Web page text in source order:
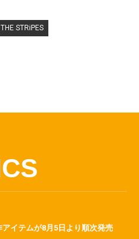
STRiPES
アイテムが8月5日より順次発売